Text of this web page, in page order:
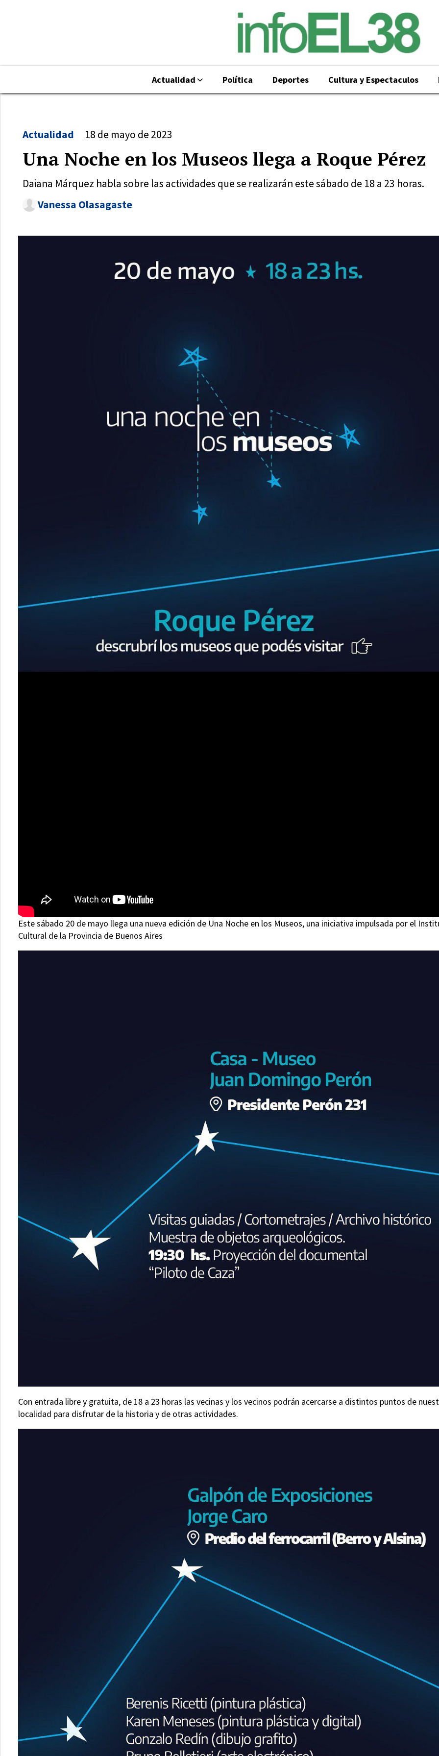
Actualidad Política Deportes Cultura y Espectaculos
Una Noche en los Museos llega a Roque Pérez
Daiana Márquez habla sobre las actividades que se realizarán este sábado de 18 a 23 horas.
Actualidad 18 de mayo de 2023
Vanessa Olasagaste
Este sábado 20 de mayo llega una nueva edición de Una Noche en los Museos, una iniciativa impulsada por el
Cultural de la Provincia de Buenos Aires
Con entrada libre y gratuita, de 18 a 23 horas las vecinas y los vecinos podrán acercarse a distintos puntos de
localidad para disfrutar de la historia y de otras actividades.